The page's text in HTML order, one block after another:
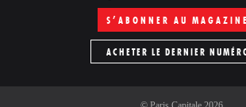
S’ABONNER AU MAGAZINE
ACHETER LE DERNIER